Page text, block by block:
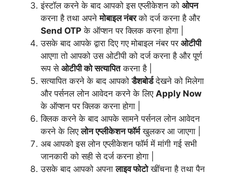
इंस्टॉल करने के बाद आपको इस एप्लीकेशन को ओपन
करना है तथा अपनेमोबाइल नंबरको दर्ज करना है और
Send OTP के ऑप्शन पर क्लिक करना होगा |
उसके बाद आपके द्वारा दिए गए मोबाइल नंबर पर ओटीपी
आएगा तो आपको उस ओटीपी को दर्ज करना है और पूर्ण
रूप से ओटीपी को सत्यापितकरना है |
सत्यापित करने के बाद आपकोडैशबोर्डदेखने को मिलेगा
और पर्सनल लोन आवेदन करने के लिए Apply Now
के ऑप्शन पर क्लिक करना होगा |
क्लिक करने के बाद आपके सामने पर्सनल लोन आवेदन
करने के लिएलोन एप्लीकेशन फॉर्मखुलकर आ जाएगा |
अब आपको इस लोन एप्लीकेशन फॉर्म में मांगी गई सभी
जानकारी को सही से दर्ज करना होगा |
उसके बाद आपको अपनालाइव फोटोखींचना है तथा पैन